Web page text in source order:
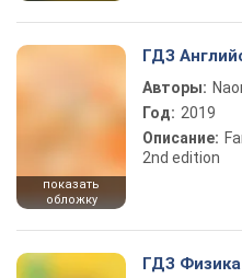
показать
обложку
ГДЗ
Авторы:
Год: 2019
Описание:
2nd edition
ГДЗ Физика